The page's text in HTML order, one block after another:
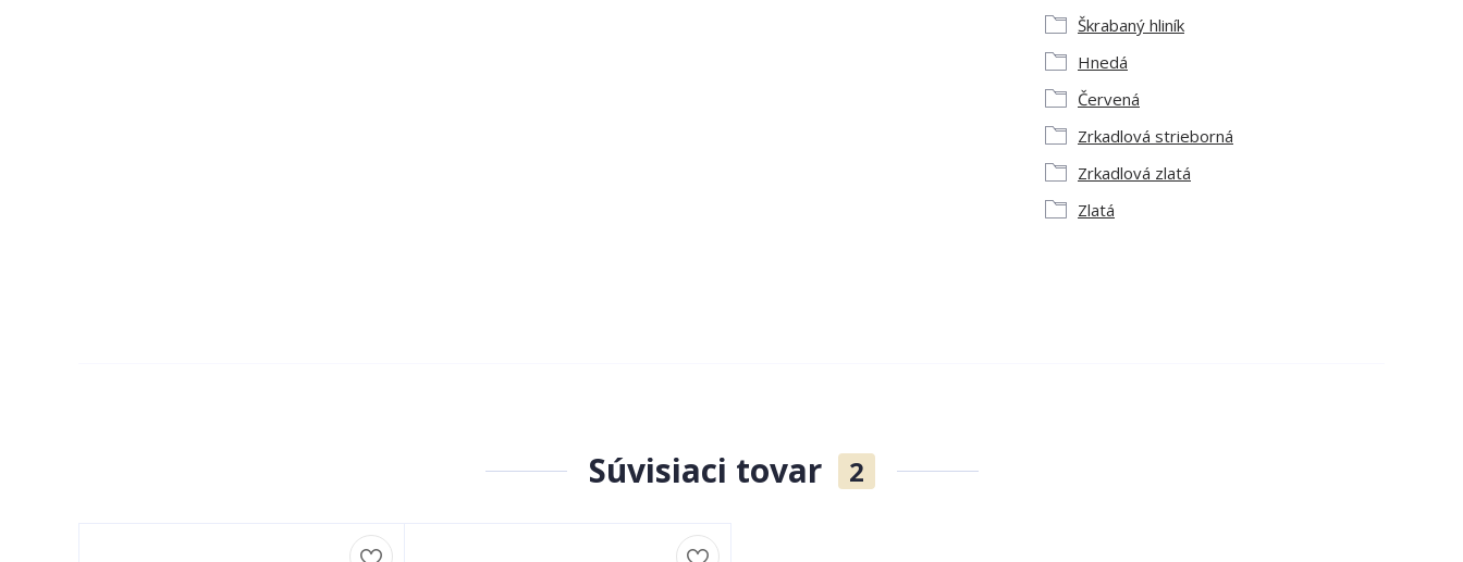
Škrabaný hliník
Hnedá
Červená
Zrkadlová strieborná
Zrkadlová zlatá
Zlatá
Súvisiaci tovar 2